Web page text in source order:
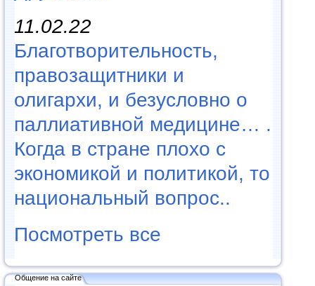
11.02.22
Благотворительность,
правозащитники и
олигархи, и безусловно о
паллиативной медицине… .
Когда в стране плохо с
экономикой и политикой, то
национальный вопрос..
Посмотреть все
Общение на сайте